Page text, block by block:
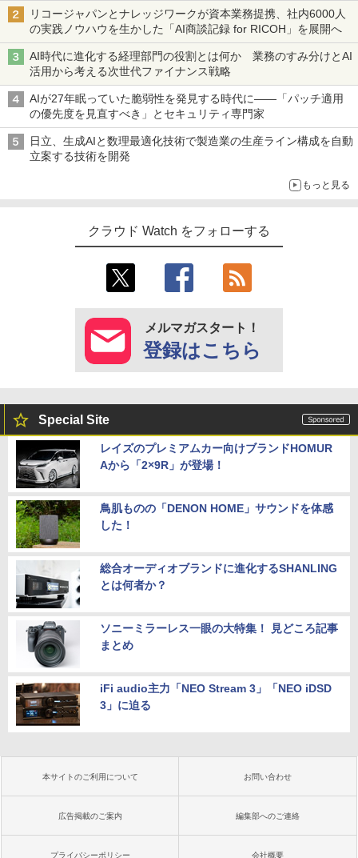
リコージャパンとナレッジワークが資本業務提携、社内6000人
の実践ノウハウを生かした「AI商談記録 for RICOH」を展開へ
AI時代に進化する経理部門の役割とは何か 業務のすみ分けとAI
活用から考える次世代ファイナンス戦略
AIが27年眠っていた脆弱性を発見する時代に――「パッチ適用
の優先度を見直すべき」とセキュリティ専門家
日立、生成AIと数理最適化技術で製造業の生産ライン構成を自動
立案する技術を開発
もっと見る
クラウド Watch をフォローする
メルマガスタート！
登録はこちら
Special Site
レイズのプレミアムカー向けブランドHOMUR
Aから「2×9R」が登場！
鳥肌ものの「DENON HOME」サウンドを体感
した！
総合オーディオブランドに進化するSHANLING
とは何者か？
ソニーミラーレス一眼の大特集！ 見どころ記事
まとめ
iFi audio主力「NEO Stream 3」「NEO iDSD
3」に迫る
本サイトのご利用について お問い合わせ
広告掲載のご案内 編集部へのご連絡
プライバシーポリシー 会社概要